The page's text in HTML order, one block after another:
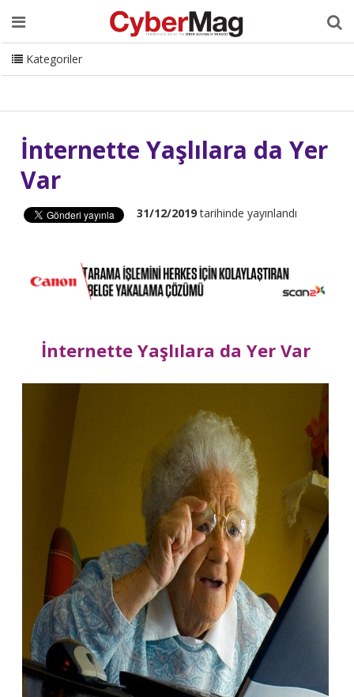
Ana Sayfa Hakkımızda Dergi Editörden
Danışmanlık
ISC Turkey Sizden Gelenler
İletişim
CyberMag Logo
Kategoriler
İnternette Yaşlılara da Yer
Var
31/12/2019tarihinde yayınlandı
İnternette Yaşlılara da Yer Var